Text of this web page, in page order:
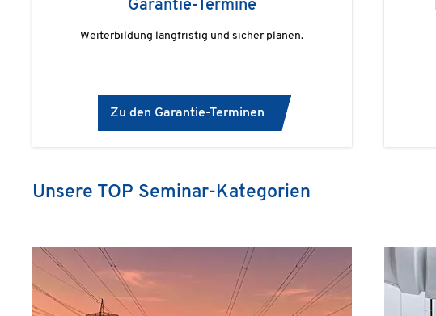
Garantie-Termine
Weiterbildung langfristig und sicher planen.
Zu den Garantie-Terminen
Unsere TOP Seminar-Kategorien